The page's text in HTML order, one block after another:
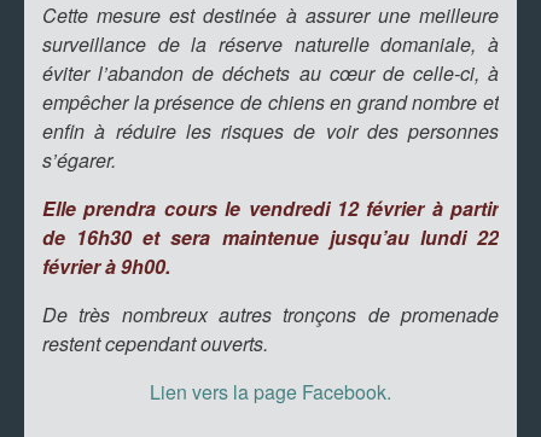
Cette mesure est destinée à assurer une meilleure
surveillance de la réserve naturelle domaniale, à
éviter l’abandon de déchets au cœur de celle-ci, à
empêcher la présence de chiens en grand nombre et
enfin à réduire les risques de voir des personnes
s’égarer.
Elle prendra cours le vendredi 12 février à partir
de 16h30 et sera maintenue jusqu’au lundi 22
février à 9h00.
De très nombreux autres tronçons de promenade
restent cependant ouverts.
Lien vers la page Facebook.